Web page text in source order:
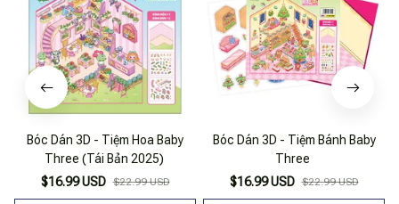
Bóc Dán 3D - Tiệm Hoa Baby
Three (Tái Bản 2025)
$16.99 USD $22.99 USD
Bóc Dán 3D - Tiệm Bánh Baby
Three
$16.99 USD $22.99 USD